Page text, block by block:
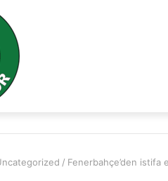
/ Fenerbahçe’den istifa